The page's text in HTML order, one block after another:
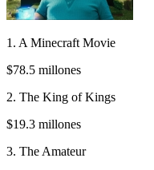
1. A Minecraft Movie
$78.5 millones
2. The King of Kings
$19.3 millones
3. The Amateur